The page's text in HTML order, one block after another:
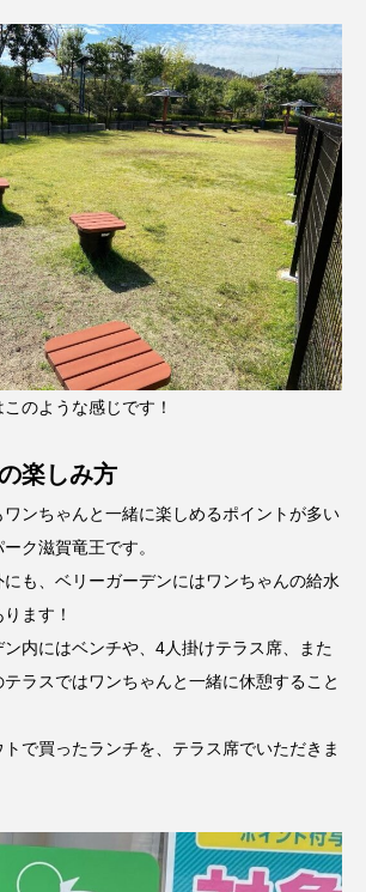
のような感じです！
楽しみ方
ワンちゃんと一緒に楽しめるポイントが多い
ク滋賀竜王です。
にも、ベリーガーデンにはワンちゃんの給水
ます！
内にはベンチや、4人掛けテラス席、また
ラスではワンちゃんと一緒に休憩すること
で買ったランチを、テラス席でいただきま